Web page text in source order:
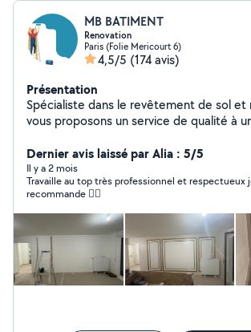
MB BATIMENT
Renovation
Paris (Folie Mericourt 6)
4,5/5 (174 avis)
Présentation
Spécialiste dans le revêtement de sol et
vous proposons un service de qualité à
Dernier avis laissé par Alia : 5/5
Il y a 2 mois
Travaille au top très professionnel et respectueux
recommande 👍🏼